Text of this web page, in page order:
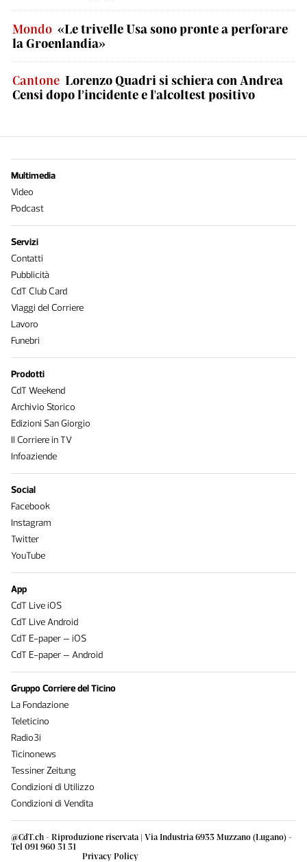
Mondo «Le trivelle Usa sono pronte a perforare
la Groenlandia»
Cantone Lorenzo Quadri si schiera con Andrea
Censi dopo l’incidente e l'alcoltest positivo
@CdT.ch - Riproduzione riservata | Via Industria 6933 Muzzano (Lugano) -
Tel 091 960 31 31
Privacy Policy
Multimedia
Video
Podcast
Servizi
Contatti
Pubblicità
CdT Club Card
Viaggi del Corriere
Lavoro
Funebri
Prodotti
CdT Weekend
Archivio Storico
Edizioni San Giorgio
Il Corriere in TV
Infoaziende
Social
Facebook
Instagram
Twitter
YouTube
App
CdT Live iOS
CdT Live Android
CdT E-paper – iOS
CdT E-paper – Android
Gruppo Corriere del Ticino
La Fondazione
Teleticino
Radio3i
Ticinonews
Tessiner Zeitung
Condizioni di Utilizzo
Condizioni di Vendita